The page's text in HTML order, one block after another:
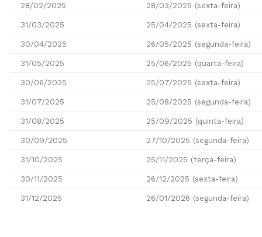
28/02/2025 28/03/2025 (sexta-feira)
31/03/2025 25/04/2025 (sexta-feira)
30/04/2025 26/05/2025 (segunda-feira)
31/05/2025 25/06/2025 (quarta-feira)
30/06/2025 25/07/2025 (sexta-feira)
31/07/2025 25/08/2025 (segunda-feira)
31/08/2025 25/09/2025 (quinta-feira)
30/09/2025 27/10/2025 (segunda-feira)
31/10/2025 25/11/2025 (terça-feira)
30/11/2025 26/12/2025 (sexta-feira)
31/12/2025 26/01/2026 (segunda-feira)